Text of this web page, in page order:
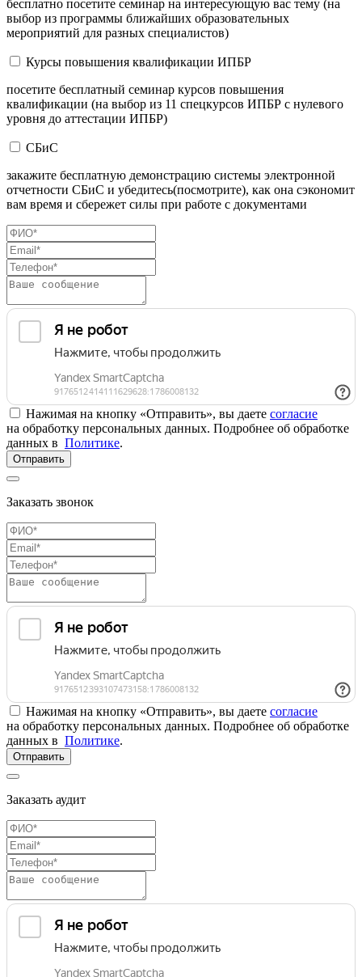
бесплатно посетите семинар на интересующую вас тему (на
выбор из программы ближайших образовательных
мероприятий для разных специалистов)
Курсы повышения квалификации ИПБР
посетите бесплатный семинар курсов повышения
квалификации (на выбор из 11 спецкурсов ИПБР с нулевого
уровня до аттестации ИПБР)
СБиС
закажите бесплатную демонстрацию системы электронной
отчетности СБиС и убедитесь(посмотрите), как она сэкономит
вам время и сбережет силы при работе с документами
Нажимая на кнопку «Отправить», вы даете согласие
на обработку персональных данных. Подробнее об обработке
данных в Политике.
Отправить
Заказать звонок
Нажимая на кнопку «Отправить», вы даете согласие
на обработку персональных данных. Подробнее об обработке
данных в Политике.
Отправить
Заказать аудит